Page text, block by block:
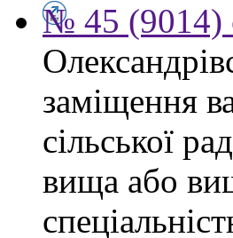
№ 45 (9014)
заміщення
сільської
вища або